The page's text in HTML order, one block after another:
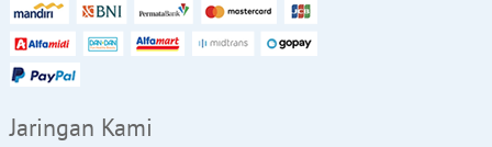
Jaringan Kami